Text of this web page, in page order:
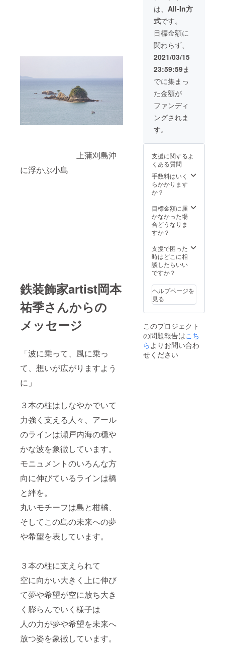
上蒲刈島沖
に浮かぶ小島
鉄装飾家artist岡本
祐季さんからの
メッセージ
「波に乗って、風に乗っ
て、想いが広がりますよう
に」
３本の柱はしなやかでいて
力強く支える人々、アール
のラインは瀬戸内海の穏や
かな波を象徴しています。
モニュメントのいろんな方
向に伸びているラインは橋
と絆を。
丸いモチーフは島と柑橘、
そしてこの島の未来への夢
や希望を表しています。
３本の柱に支えられて
空に向かい大きく上に伸び
て夢や希望が空に放ち大き
く膨らんでいく様子は
人の力が夢や希望を未来へ
放つ姿を象徴しています。
後、事
前にお
電話で
予約を
してご
訪問く
ださ
い。 ◎
料理の
内容は
季節に
よって
変わり
ます。
◎繁忙
りづら
があり
ます。
あらか
じめご
了承く
い。 ◎
交通
費、滞
在費な
ターン
に含ま
れませ
ん。
が到着
した日
から、
2022年
9月30日
までと
させて
いただ
きま
す。 ◎
宿泊券
到着
後、お
電話で
ご予約
繁忙期
が取り
づらい
ことが
ありま
す。あ
めご了
承くだ
さい。
◎交通
在費な
どはリ
ターン
に含ま
ん。
です。
ご家族
でのご
利用や
小人数
でのご
宿泊な
ど様々
な用途
にお使
いいた
だけま
す。 県
民の
浜 広
町大浦
ご宿泊
有効期
限は宿
泊券が
到着し
ら、
2022年
9月30日
までと
いただ
きま
す。 ◎
宿泊券
後、お
電話で
ご予約
くださ
繁忙期
は予約
が取り
づらい
ことが
内の風
景を眺
めなが
ら、
ゆった
りとく
つろげ
る自炊
型の宿
泊施設
です。
ご家族
でのご
利用や
女子会
用途に
いただ
けま
す。誰
にも邪
魔され
間をお
楽しみ
くださ
い。 県
浜 広
島県呉
市蒲刈
町大浦
ご宿泊
有効期
限は宿
泊券が
た日か
ら、
2022年
9月30日
までと
は、 All-In方
式です。
目標金額に
関わらず、
2021/03/15
23:59:59ま
でに集まっ
た金額が
ファンディ
ングされま
す。
支援に関するよ
くある質問
手数料はいく
らかかります
か？
目標金額に届
かなかった場
合どうなりま
すか？
支援で困った
時はどこに相
談したらいい
ですか？
ヘルプページを
見る
このプロジェクト
の問題報告はこち
らよりお問い合わ
せください